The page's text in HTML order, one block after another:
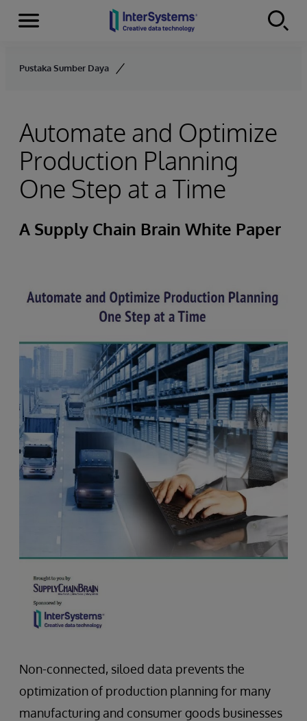
Skip to content
Menu
Pustaka Sumber Daya
Automate and Optimize
Production Planning
One Step at a Time
A Supply Chain Brain White Paper
Non-connected, siloed data prevents the
optimization of production planning for many
manufacturing and consumer goods businesses